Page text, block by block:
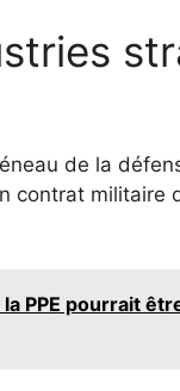
de la
contrat militaire
PPE pourrait